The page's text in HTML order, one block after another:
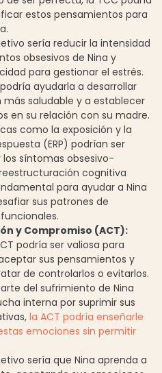
estos pensamientos para
sería reducir la intensidad
obsesivos de Nina y
para gestionar el estrés.
ayudarla a desarrollar
saludable y a establecer
en su relación con su madre.
como la exposición y la
(ERP) podrían ser
síntomas obsesivo-
cognitiva
para ayudar a Nina
sus patrones de
y Compromiso (ACT):
podría ser valiosa para
sus pensamientos y
de controlarlos o evitarlos.
del sufrimiento de Nina
interna por suprimir sus
la ACT podría enseñarle
emociones sin permitir
sería que Nina aprenda a